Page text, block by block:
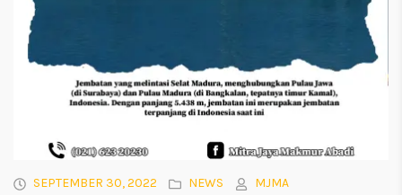
SEPTEMBER 30, 2022 NEWS MJMA